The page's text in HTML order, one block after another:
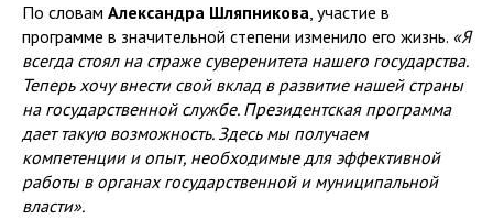
По словам Александра Шляпникова, участие в
программе в значительной степени изменило его жизнь. «Я
всегда стоял на страже суверенитета нашего государства.
Теперь хочу внести свой вклад в развитие нашей страны
на государственной службе. Президентская программа
дает такую возможность. Здесь мы получаем
компетенции и опыт, необходимые для эффективной
работы в органах государственной и муниципальной
власти».